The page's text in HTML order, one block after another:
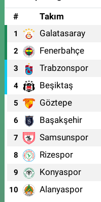
#
Takım
1 Galatasaray
2 Fenerbahçe
3 Trabzonspor
4 Beşiktaş
5 Göztepe
6 Başakşehir
7 Samsunspor
8 Rizespor
9 Konyaspor
10 Alanyaspor